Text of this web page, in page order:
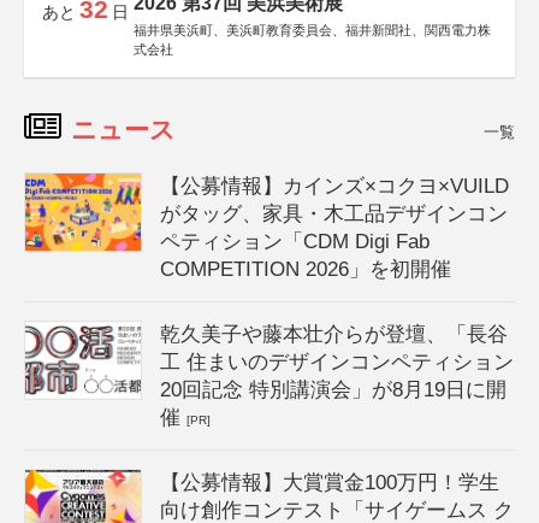
あと 32 日
福井県美浜町、美浜町教育委員会、福井新聞社、関西電力株
式会社
ニュース 一覧
【公募情報】カインズ×コクヨ×VUILD
がタッグ、家具・木工品デザインコン
ペティション「CDM Digi Fab
COMPETITION 2026」を初開催
乾久美子や藤本壮介らが登壇、「長谷
工 住まいのデザインコンペティション
20回記念 特別講演会」が8月19日に開
催[PR]
【公募情報】大賞賞金100万円！学生
向け創作コンテスト「サイゲームス ク